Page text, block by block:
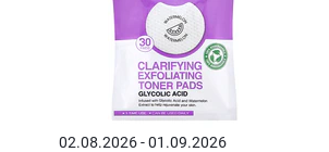
02.08.2026 - 01.09.2026